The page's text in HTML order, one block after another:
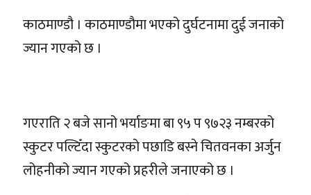
काठमाण्डौ । काठमाण्डौमा भएको दुर्घटनामा दुई जनाको
ज्यान गएको छ ।
गएराति २ बजे सानो भर्याङमा बा ९५ प ९७२३ नम्बरको
स्कुटर पल्टिँदा स्कुटरको पछाडि बस्ने चितवनका अर्जुन
लोहनीको ज्यान गएको प्रहरीले जनाएको छ ।